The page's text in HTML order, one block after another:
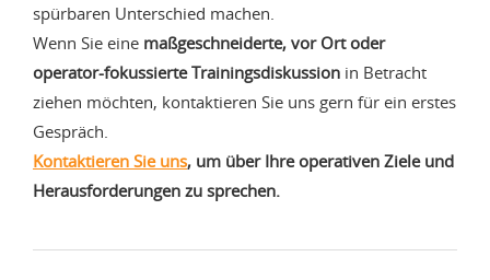
spürbaren Unterschied machen.
Wenn Sie eine maßgeschneiderte, vor Ort oder
operator-fokussierte Trainingsdiskussion in Betracht
ziehen möchten, kontaktieren Sie uns gern für ein erstes
Gespräch.
Kontaktieren Sie uns, um über Ihre operativen Ziele und
Herausforderungen zu sprechen.